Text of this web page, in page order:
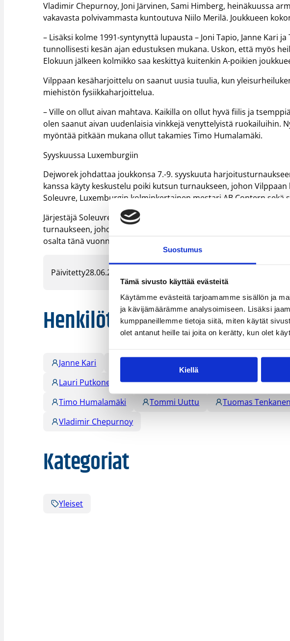
Suostumus
Tämä sivusto käyttää evästeitä
Käytämme evästeitä tarjoamamme sisällön ja
ja kävijämäärämme analysoimiseen. Lisäksi
kumppaneillemme tietoja siitä, miten käytät
olet antanut heille tai joita on kerätty, kun olet
Kiellä
Vladimir Chepurnoy, Joni Järvinen, Sami Himberg, heinäkuussa
vakavasta polvivammasta kuntoutuva Niilo Merilä. Joukkueen
– Lisäksi kolme 1991-syntynyttä lupausta – Joni Tapio, Janne Kari
tunnollisesti kesän ajan edustuksen mukana. Uskon, että myös
Elokuun jälkeen kolmikko saa keskittyä kuitenkin A-poikien
Vilppaan kesäharjoittelu on saanut uusia tuulia, kun
miehistön fysiikkaharjoittelua.
– Ville on ollut aivan mahtava. Kaikilla on ollut hyvä fiilis ja
olen saanut aivan uudenlaisia vinkkejä venyttelyistä ruokailuihin.
myöntää pitkään mukana ollut takamies Timo Humalamäki.
Syyskuussa Luxemburgiin
Dejworek johdattaa joukkonsa 7.-9. syyskuuta
kanssa käyty keskustelu poiki kutsun turnaukseen, johon Vilppaan
Soleuvre, Luxemburgin kolminkertainen mestari AB Contern sekä
Järjestäjä Soleuvre osallistuu vastavierailullaan seuraavana
turnaukseen, johon Vilpas pyrkii saamaan kaksi joukkuetta
osalta tänä vuonna syyskuun 30. päivä, jolloin Salohalliin saapuu
Päivitetty28.06.2007
Henkilöt
Janne Kari Joni Järvinen Jussi
Lauri Putkonen
Lauri Tiainen Niilo Merilä
Timo Humalamäki
Tommi Uuttu Tuomas Tenkanen
Vladimir Chepurnoy
Kategoriat
Yleiset